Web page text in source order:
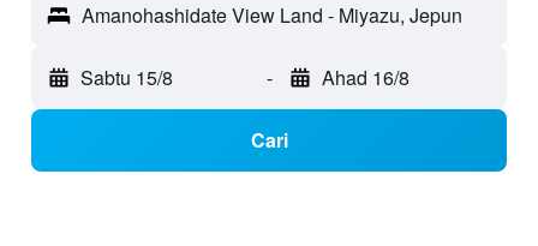
Amanohashidate View Land - Miyazu, Jepun
Sabtu 15/8 - Ahad 16/8
Cari